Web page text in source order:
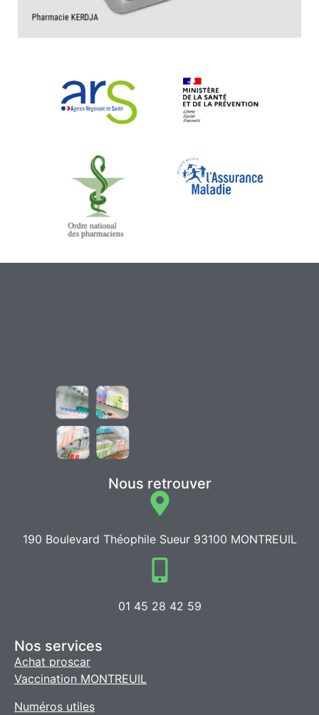
Nous retrouver
190 Boulevard Théophile Sueur 93100 MONTREUIL
01 45 28 42 59
Nos services
Achat proscar
Vaccination MONTREUIL
Numéros utiles